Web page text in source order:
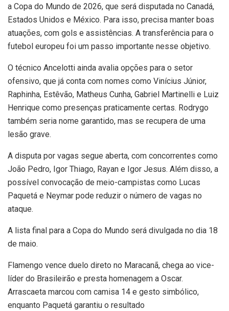
a Copa do Mundo de 2026, que será disputada no Canadá,
Estados Unidos e México. Para isso, precisa manter boas
atuações, com gols e assistências. A transferência para o
futebol europeu foi um passo importante nesse objetivo.
O técnico Ancelotti ainda avalia opções para o setor
ofensivo, que já conta com nomes como Vinícius Júnior,
Raphinha, Estêvão, Matheus Cunha, Gabriel Martinelli e Luiz
Henrique como presenças praticamente certas. Rodrygo
também seria nome garantido, mas se recupera de uma
lesão grave.
A disputa por vagas segue aberta, com concorrentes como
João Pedro, Igor Thiago, Rayan e Igor Jesus. Além disso, a
possível convocação de meio-campistas como Lucas
Paquetá e Neymar pode reduzir o número de vagas no
ataque.
A lista final para a Copa do Mundo será divulgada no dia 18
de maio.
Flamengo vence duelo direto no Maracanã, chega ao vice-
líder do Brasileirão e presta homenagem a Oscar.
Arrascaeta marcou com camisa 14 e gesto simbólico,
enquanto Paquetá garantiu o resultado